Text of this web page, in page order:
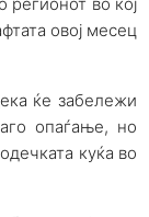
овој месец
ќе забележи
опаѓање, но
куќа во